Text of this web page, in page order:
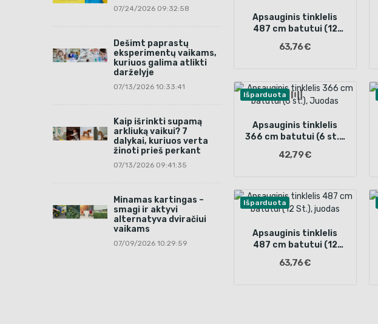
07/24/2026 09:32:58
Dešimt paprastų
eksperimentų vaikams,
kuriuos galima atlikti
darželyje
07/13/2026 10:33:41
Kaip išrinkti supamą
arkliuką vaikui? 7
dalykai, kuriuos verta
žinoti prieš perkant
07/13/2026 09:41:35
Minamas kartingas –
smagi ir aktyvi
alternatyva dviračiui
vaikams
07/09/2026 10:29:59
Apsauginis tinklelis
487 cm batutui (12
63,76 €
Išparduota
Apsauginis tinklelis
366 cm batutui (6 st.),
42,79 €
Išparduota
Apsauginis tinklelis
487 cm batutui (12
63,76 €